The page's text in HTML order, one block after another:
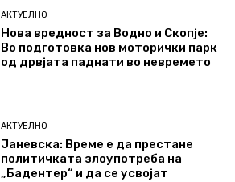
АКТУЕЛНО
Нова вредност за Водно и Скопје:
Во подготовка нов моторички парк
од дрвјата паднати во невремето
АКТУЕЛНО
Јаневска: Време е да престане
политичката злоупотреба на
„Бадентер“ и да се усвојат